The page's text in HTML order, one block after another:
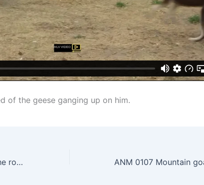
of the geese ganging up on him.
KAM The truck veered off the road and flipped